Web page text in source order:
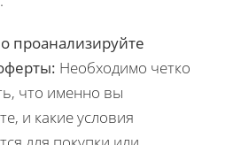
проанализируйте
Необходимо четко
что именно вы
и какие условия